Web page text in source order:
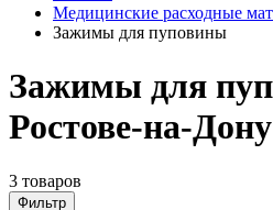
Медицинские расходные
Зажимы для пуповины
Зажимы для
Ростове-на-Дону
3 товаров
Фильтр